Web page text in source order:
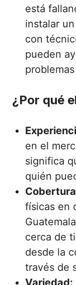
está
instalar
con
pueden
¿Por qué
en el
significa
quién
físicas en
cerca de
desde la
través de
Variedad: